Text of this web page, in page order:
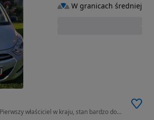
1086 cm3 • 69 KM • Pierwszy właściciel w kraju, stan bardzo dobry
W granicach średniej